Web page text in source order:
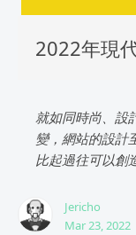
2022年現
就如同時尚、設
變，網站的設計
比起過往可以創
Jericho
Mar 23, 2022